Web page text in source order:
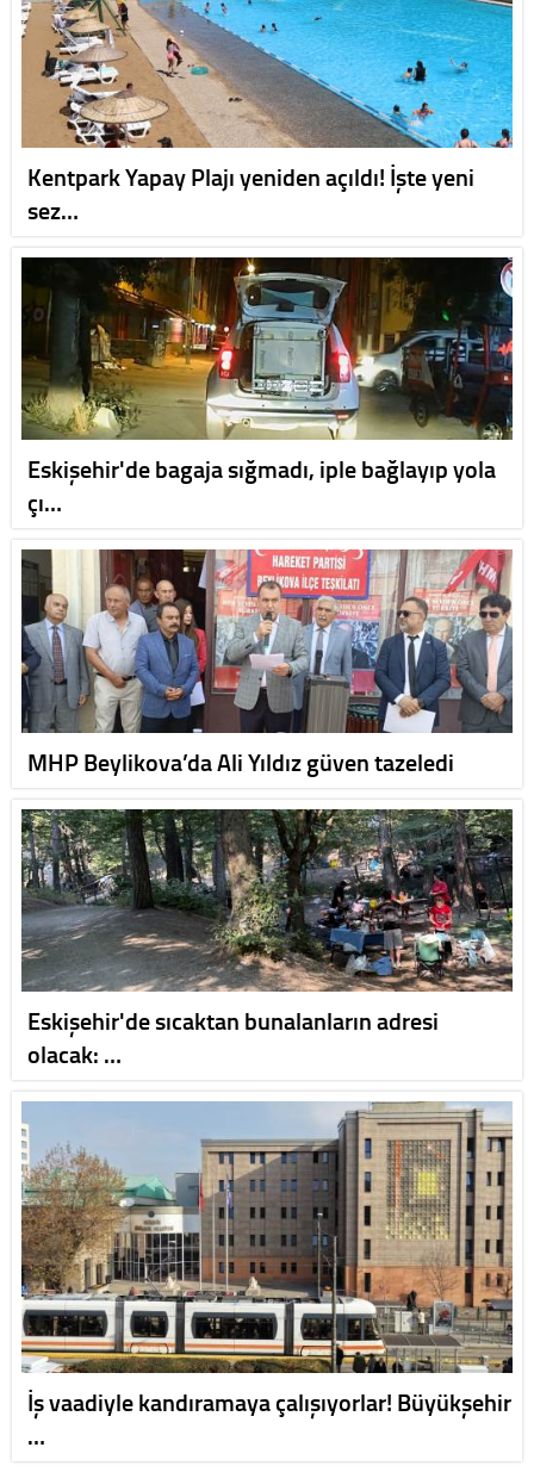
Kentpark Yapay Plajı yeniden açıldı! İşte yeni
sez…
Eskişehir'de bagaja sığmadı, iple bağlayıp yola
çı…
MHP Beylikova’da Ali Yıldız güven tazeledi
Eskişehir'de sıcaktan bunalanların adresi
olacak: …
İş vaadiyle kandıramaya çalışıyorlar! Büyükşehir
…